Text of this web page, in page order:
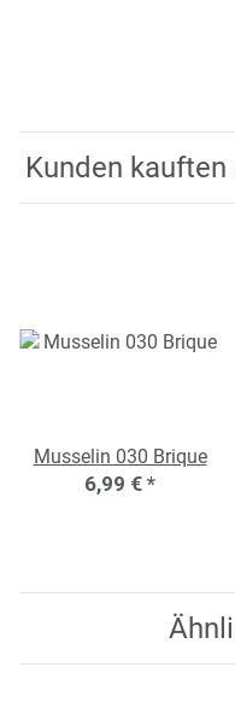
Kunden
Musselin 030 Brique
6,99 € *